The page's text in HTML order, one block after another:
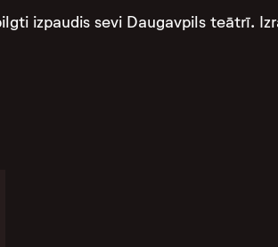
izpaudis sevi Daugavpils teātrī.